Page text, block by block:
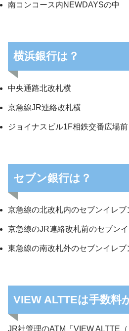
南コンコース内NEWDAYSの中
横浜銀行は？
中央通路北改札横
京急線JR連絡改札横
ジョイナスビル1F相鉄交番広場前
セブン銀行は？
京急線の北改札内のセブンイレブ
京急線のJR連絡改札前のセブン
東急線の南改札外のセブンイレブ
VIEW ALTTEは手数料
JR社管理のATM「VIEW ALTTE（